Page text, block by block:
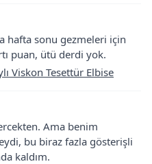
hafta sonu gezmeleri için
puan, ütü derdi yok.
Viskon Tesettür Elbise
Ama benim
bu biraz fazla gösterişli
kaldım.